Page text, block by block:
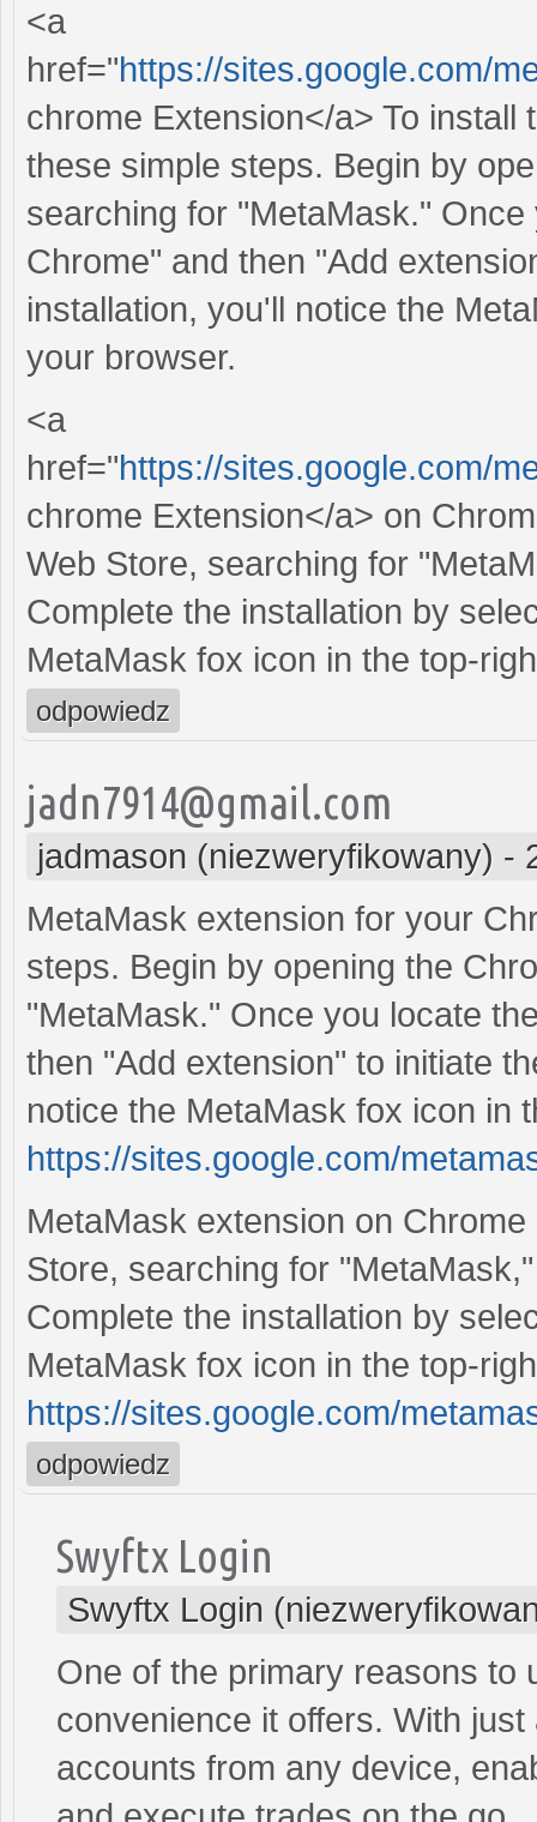
<a
href="https://sites.google.com/
chrome Extension</a> To
these simple steps. Begin by
searching for "MetaMask."
Chrome" and then "Add
installation, you'll notice the
your browser.
<a
href="https://sites.google.com/
chrome Extension</a> on
Web Store, searching for
Complete the installation by
MetaMask fox icon in the top-
odpowiedz
jadn7914@gmail.com
jadmason (niezweryfikowany) -
MetaMask extension for your
steps. Begin by opening the
"MetaMask." Once you locate
then "Add extension" to initiate
notice the MetaMask fox icon in
https://sites.google.com/
MetaMask extension on
Store, searching for
Complete the installation by
MetaMask fox icon in the top-
https://sites.google.com/
odpowiedz
Swyftx Login
Swyftx Login
One of the primary reasons to
convenience it offers. With
accounts from any device,